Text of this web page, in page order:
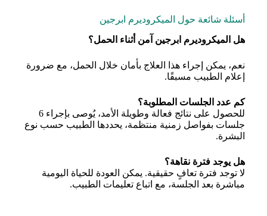
أسئلة شائعة حول الميكروديرم ابرجين
هل الميكروديرم ابرجين آمن أثناء الحمل؟
نعم، يمكن إجراء هذا العلاج بأمان خلال الحمل، مع ضرورة
إعلام الطبيب مسبقًا.
كم عدد الجلسات المطلوبة؟
للحصول على نتائج فعالة وطويلة الأمد، يُوصى بإجراء 6
جلسات بفواصل زمنية منتظمة، يحددها الطبيب حسب نوع
البشرة.
هل يوجد فترة نقاهة؟
لا توجد فترة تعافٍ حقيقية. يمكن العودة للحياة اليومية
مباشرة بعد الجلسة، مع اتباع تعليمات الطبيب.